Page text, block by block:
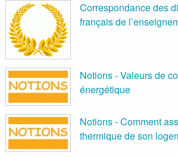
Correspondance des
français de
Notions - Valeurs de
énergétique
Notions - Comment
thermique de son